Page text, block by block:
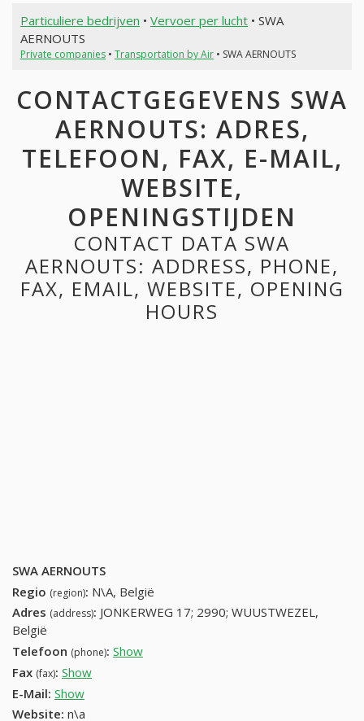
Particuliere bedrijven • Vervoer per lucht• SWA
AERNOUTS
Private companies• Transportation by Air• SWA AERNOUTS
CONTACTGEGEVENS SWA
AERNOUTS: ADRES,
TELEFOON, FAX, E-MAIL,
WEBSITE,
OPENINGSTIJDEN
CONTACT DATA SWA
AERNOUTS: ADDRESS, PHONE,
FAX, EMAIL, WEBSITE, OPENING
HOURS
SWA AERNOUTS
Regio (region): N\A, België
Adres (address): JONKERWEG 17; 2990; WUUSTWEZEL,
België
Telefoon (phone): Show
Fax (fax): Show
E-Mail: Show
Website: n\a